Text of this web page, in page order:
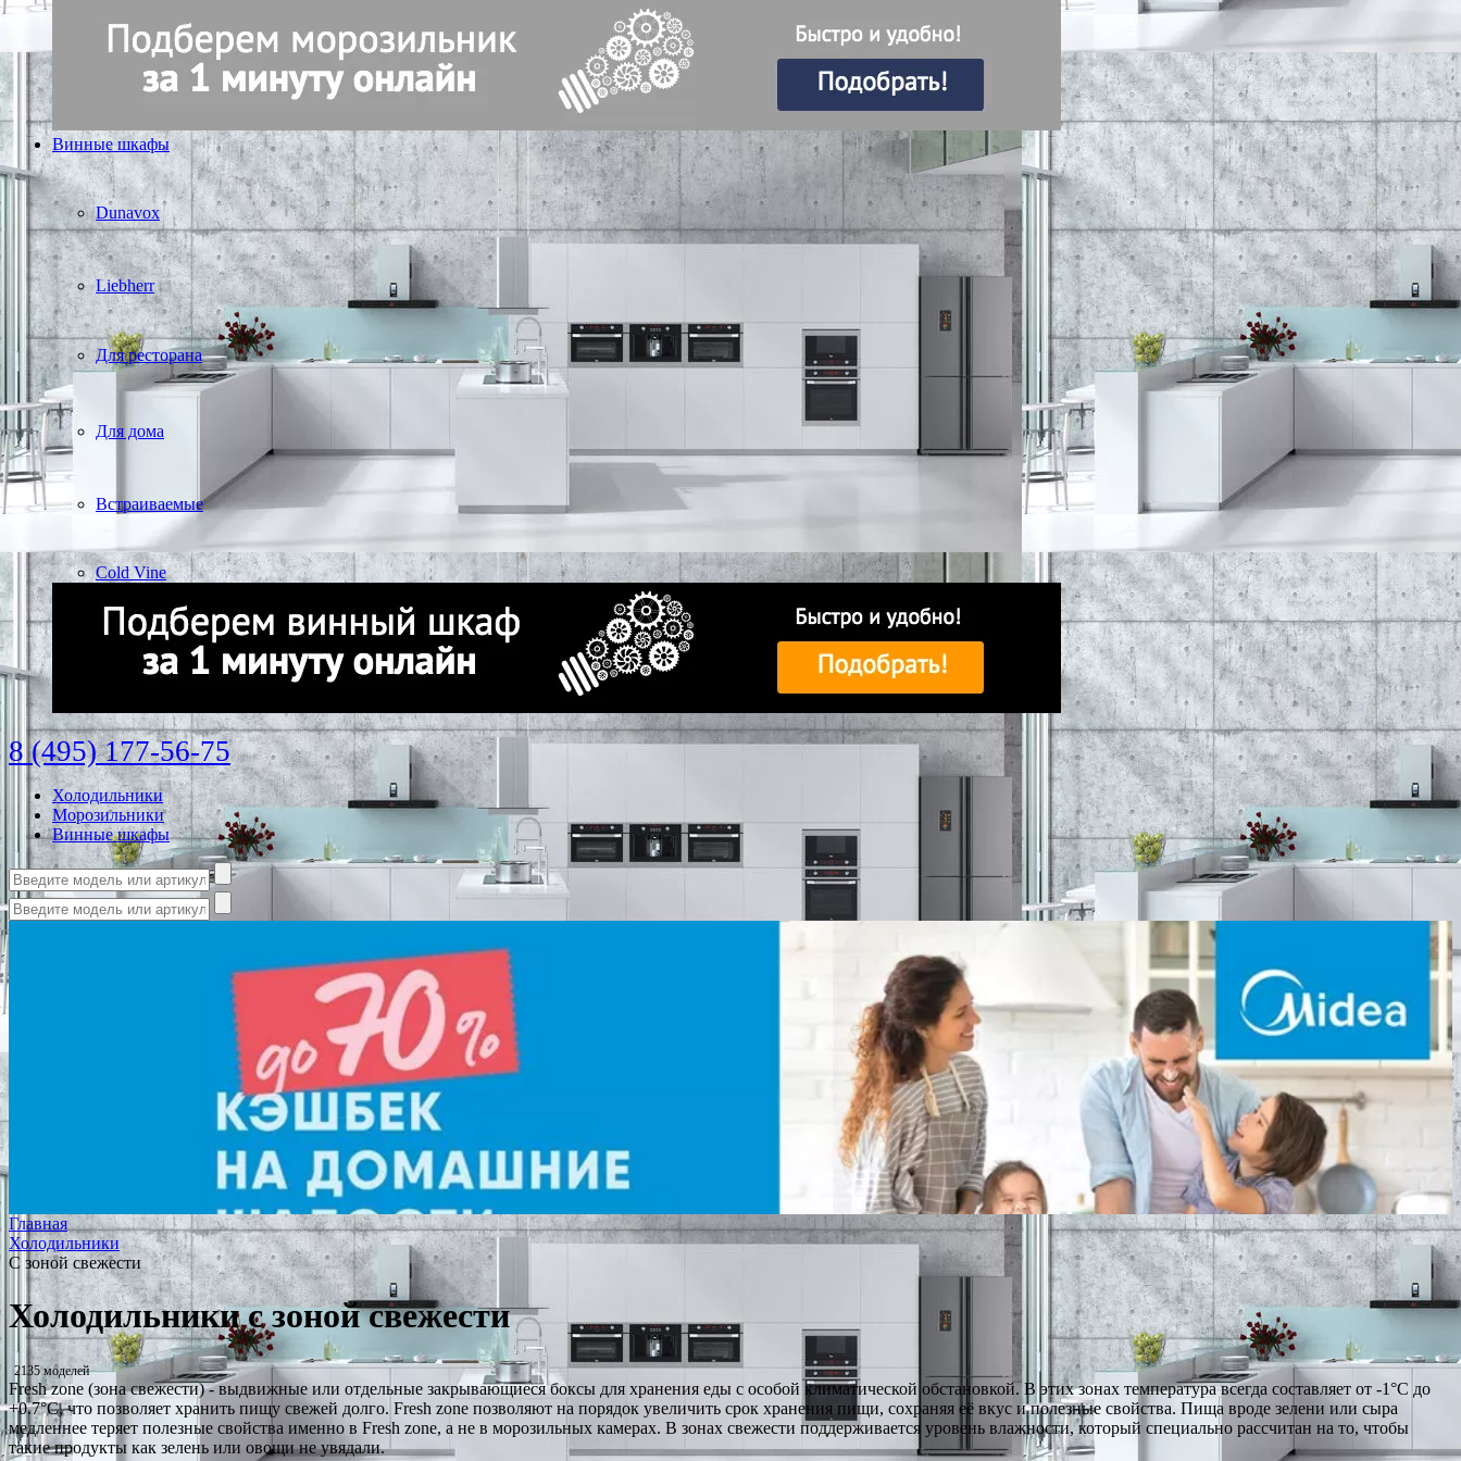
Винные шкафы
Dunavox
Liebherr
Для ресторана
Для дома
Встраиваемые
Cold Vine
8 (495) 177-56-75
Холодильники
Морозильники
Винные шкафы
Главная
Холодильники
С зоной свежести
Холодильники с зоной свежести
2135 моделей
Fresh zone (зона свежести) - выдвижные или отдельные закрывающиеся боксы для хранения еды с особой климатической обстановкой. В этих зонах температура всегда составляет от -1°C до
+0.7°C, что позволяет хранить пищу свежей долго. Fresh zone позволяют на порядок увеличить срок хранения пищи, сохраняя её вкус и полезные свойства. Пища вроде зелени или сыра
медленнее теряет полезные свойства именно в Fresh zone, а не в морозильных камерах. В зонах свежести поддерживается уровень влажности, который специально рассчитан на то, чтобы
такие продукты как зелень или овощи не увядали.